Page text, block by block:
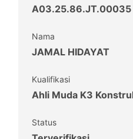
A03.25.86.JT.00035
Nama
JAMAL HIDAYAT
Kualifikasi
Ahli Muda K3
Status